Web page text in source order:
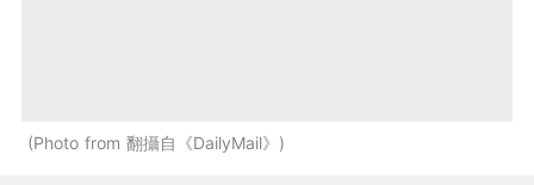
Photo from 翻攝自《DailyMail》